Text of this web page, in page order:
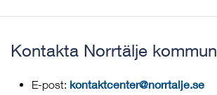
Kontakta Norrtälje kommun
E-post: kontaktcenter@norrtalje.se